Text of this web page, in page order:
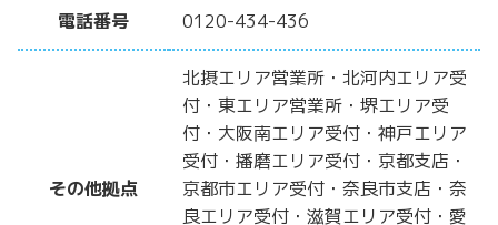
電話番号 0120-434-436
その他拠点
北摂エリア営業所・北河内エリア受
付・東エリア営業所・堺エリア受
付・大阪南エリア受付・神戸エリア
受付・播磨エリア受付・京都支店・
京都市エリア受付・奈良市支店・奈
良エリア受付・滋賀エリア受付・愛